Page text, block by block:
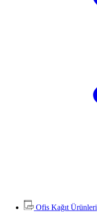
Ofis Kağıt Ürünleri